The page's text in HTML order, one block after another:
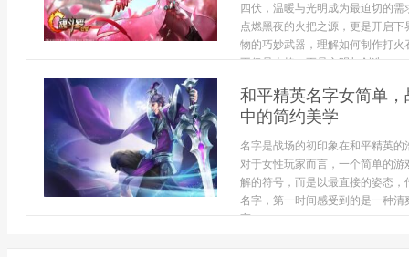
四伏，温暖与光明成为最迫切的
点燃黑夜的火把之源，更是开启
物的巧妙武器，理解如何制作打
不仅是火焰，更是文明与创造...
和平精英名字女简单
中的简约美学
名字是战场的初印象在和平精英
对于女性玩家而言，一个简单的
解的符号，而是以最直接的姿态
名字，第一时间感受到的是一种
高...